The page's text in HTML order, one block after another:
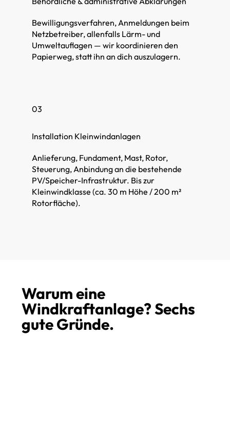
Bewilligungsverfahren, Anmeldungen beim
Netzbetreiber, allenfalls Lärm- und
Umweltauflagen — wir koordinieren den
Papierweg, statt ihn an dich auszulagern.
03
Installation Kleinwindanlagen
Anlieferung, Fundament, Mast, Rotor,
Steuerung, Anbindung an die bestehende
PV/Speicher-Infrastruktur. Bis zur
Kleinwindklasse (ca. 30 m Höhe / 200 m²
Rotorfläche).
Warum eine
Windkraftanlage? Sechs
gute Gründe.